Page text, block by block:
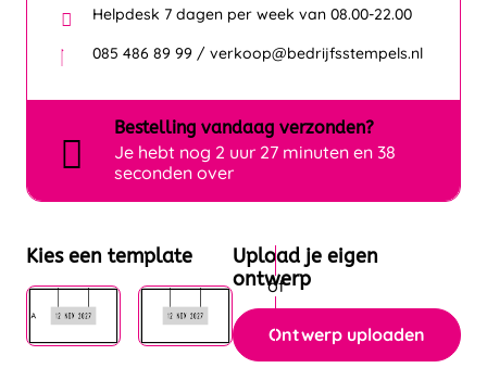
Helpdesk 7 dagen per week van 08.00-22.00
085 486 89 99 / verkoop@bedrijfsstempels.nl
Bestelling vandaag verzonden?
Je hebt nog 2 uur 27 minuten en 38
seconden over
Kies een template
Upload je eigen
ontwerp
Ontwerp uploaden